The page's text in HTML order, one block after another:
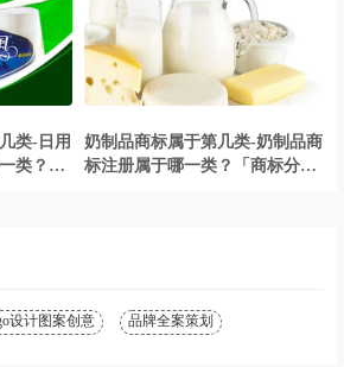
类-日用
类？
奶制品商标属于第几类-奶制品商
标注册属于哪一类？「商标分
设计图案创意 品牌全案策划